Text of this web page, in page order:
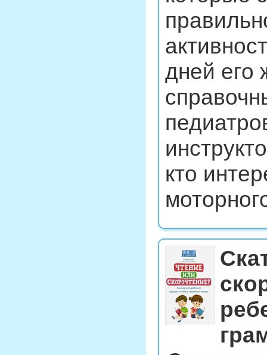
дней его
кто